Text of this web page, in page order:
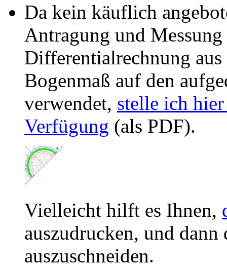
Da kein käuflich
Antragung und
Differentialrechnung
Bogenmaß auf den
verwendet, stelle ich
Verfügung (als PDF).
Vielleicht hilft es Ihnen,
auszudrucken, und dann
auszuschneiden.